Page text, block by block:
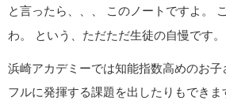
と言ったら、、、 このノートですよ。
わ。 という、ただただ生徒の自慢です。
浜崎アカデミーでは知能指数高めのお
フルに発揮する課題を出したりもできま